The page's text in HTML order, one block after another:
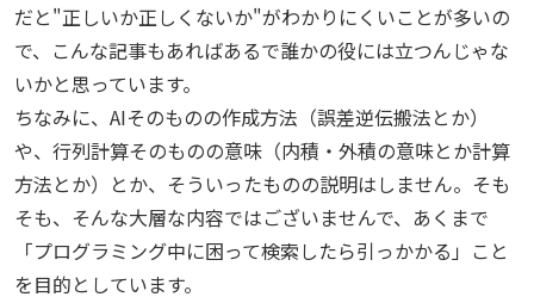
だと"正しいか正しくないか"がわかりにくいことが多いの
で、こんな記事もあればあるで誰かの役には立つんじゃな
いかと思っています。
ちなみに、AIそのものの作成方法（誤差逆伝搬法とか）
や、行列計算そのものの意味（内積・外積の意味とか計算
方法とか）とか、そういったものの説明はしません。そも
そも、そんな大層な内容ではございませんで、あくまで
「プログラミング中に困って検索したら引っかかる」こと
を目的としています。